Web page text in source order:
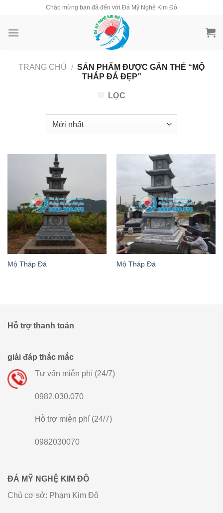
content
Chào mừng bạn đã đến với Đá Mỹ Nghệ Kim Đô
TRANG CHỦ / SẢN PHẨM ĐƯỢC GẮN THẺ “MỘ
THÁP ĐÁ ĐẸP”
LỌC
Mộ Tháp Đá Mộ Tháp Đá
Hỗ trợ thanh toán
giải đáp thắc mắc
Tư vấn miễn phí (24/7)
0982.030.070
Hỗ trợ miễn phí (24/7)
0982030070
ĐÁ MỸ NGHỆ KIM ĐÔ
Chủ cơ sở: Phạm Kim Đô